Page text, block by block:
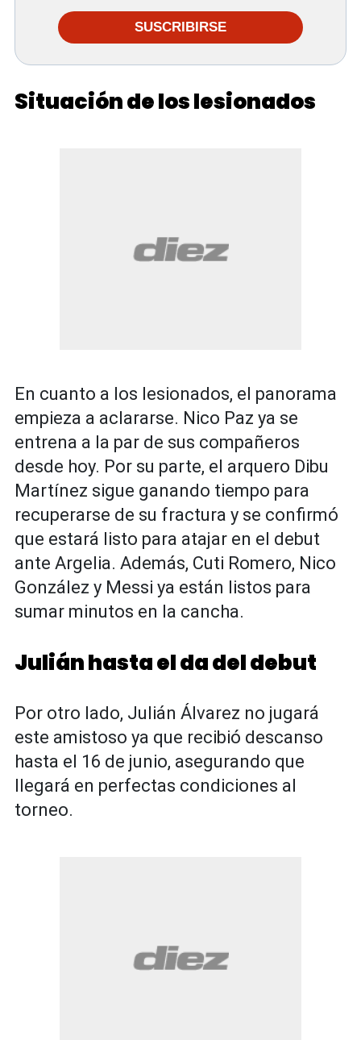
SUSCRIBIRSE
Situación de los lesionados
En cuanto a los lesionados, el panorama
empieza a aclararse. Nico Paz ya se
entrena a la par de sus compañeros
desde hoy. Por su parte, el arquero Dibu
Martínez sigue ganando tiempo para
recuperarse de su fractura y se confirmó
que estará listo para atajar en el debut
ante Argelia. Además, Cuti Romero, Nico
González y Messi ya están listos para
sumar minutos en la cancha.
Julián hasta el da del debut
Por otro lado, Julián Álvarez no jugará
este amistoso ya que recibió descanso
hasta el 16 de junio, asegurando que
llegará en perfectas condiciones al
torneo.